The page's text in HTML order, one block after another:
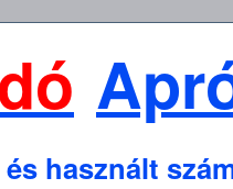
használt